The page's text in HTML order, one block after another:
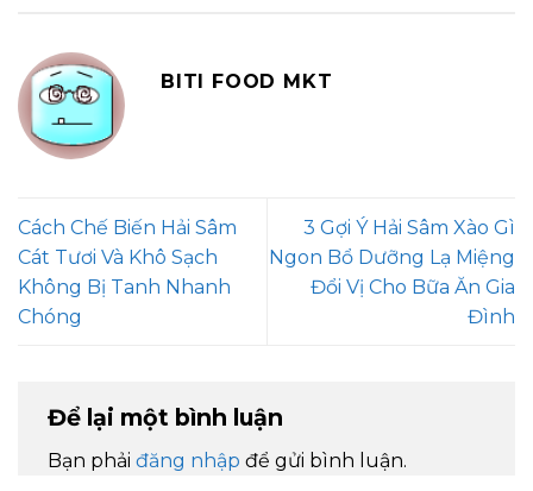
BITI FOOD MKT
Cách Chế Biến Hải Sâm
Cát Tươi Và Khô Sạch
Không Bị Tanh Nhanh
Chóng
3 Gợi Ý Hải Sâm Xào Gì
Ngon Bổ Dưỡng Lạ Miệng
Đổi Vị Cho Bữa Ăn Gia
Đình
Để lại một bình luận
Bạn phải đăng nhập để gửi bình luận.